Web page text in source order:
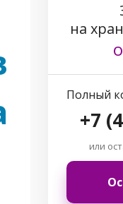
на
Полный
+7
или